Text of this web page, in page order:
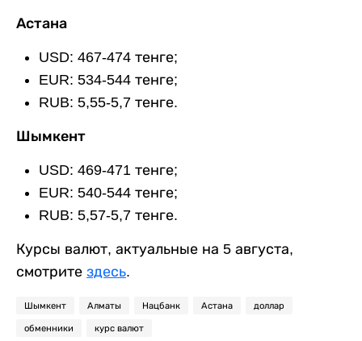
Астана
USD: 467-474 тенге;
EUR: 534-544 тенге;
RUB: 5,55-5,7 тенге.
Шымкент
USD: 469-471 тенге;
EUR: 540-544 тенге;
RUB: 5,57-5,7 тенге.
Курсы валют, актуальные на 5 августа,
смотрите здесь.
Шымкент Алматы Нацбанк Астана доллар
обменники курс валют